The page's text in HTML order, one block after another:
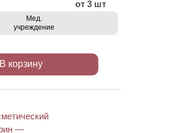
от 3 шт
Мед.
учреждение
В корзину